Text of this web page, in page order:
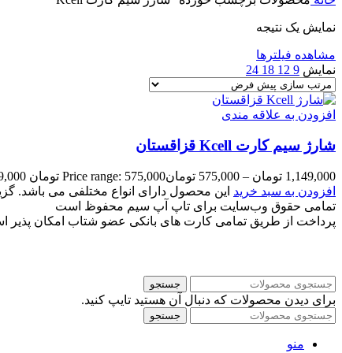
نمایش یک نتیجه
مشاهده فیلترها
نمایش 9
12
18
24
افزودن به علاقه مندی
شارژ سیم کارت Kcell قزاقستان
1,149,000 تومان –
575,000 تومانPrice range: 575,000 تومان through 1,149,000 تومان
افزودن به سبد خرید این محصول دارای انواع مختلفی می باشد.
تمامی حقوق وب‌سایت برای تاپ آپ سیم محفوظ است
پرداخت از طریق تمامی کارت های بانکی عضو شتاب امکان پذیر
جستجو
برای دیدن محصولات که دنبال آن هستید تایپ کنید.
جستجو
منو